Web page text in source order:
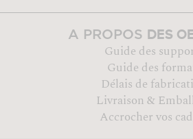
A PROPOS DES
Guide des
Guide des
Délais de
Livraison &
Accrocher vos